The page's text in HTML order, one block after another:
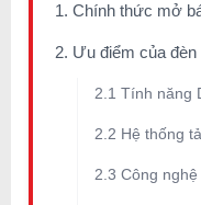
1. Chính thức mở
2. Ưu điểm của
2.1 Tính năng
2.2 Hệ thống
2.3 Công